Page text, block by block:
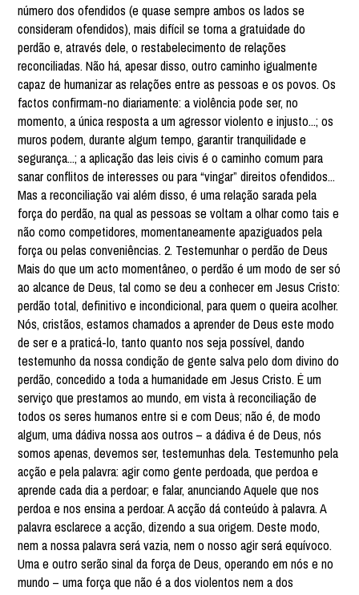
número dos ofendidos (e quase sempre ambos os lados se
consideram ofendidos), mais difícil se torna a gratuidade do
perdão e, através dele, o restabelecimento de relações
reconciliadas. Não há, apesar disso, outro caminho igualmente
capaz de humanizar as relações entre as pessoas e os povos. Os
factos confirmam-no diariamente: a violência pode ser, no
momento, a única resposta a um agressor violento e injusto...; os
muros podem, durante algum tempo, garantir tranquilidade e
segurança...; a aplicação das leis civis é o caminho comum para
sanar conflitos de interesses ou para “vingar” direitos ofendidos...
Mas a reconciliação vai além disso, é uma relação sarada pela
força do perdão, na qual as pessoas se voltam a olhar como tais e
não como competidores, momentaneamente apaziguados pela
força ou pelas conveniências. 2. Testemunhar o perdão de Deus
Mais do que um acto momentâneo, o perdão é um modo de ser só
ao alcance de Deus, tal como se deu a conhecer em Jesus Cristo:
perdão total, definitivo e incondicional, para quem o queira acolher.
Nós, cristãos, estamos chamados a aprender de Deus este modo
de ser e a praticá-lo, tanto quanto nos seja possível, dando
testemunho da nossa condição de gente salva pelo dom divino do
perdão, concedido a toda a humanidade em Jesus Cristo. É um
serviço que prestamos ao mundo, em vista à reconciliação de
todos os seres humanos entre si e com Deus; não é, de modo
algum, uma dádiva nossa aos outros – a dádiva é de Deus, nós
somos apenas, devemos ser, testemunhas dela. Testemunho pela
acção e pela palavra: agir como gente perdoada, que perdoa e
aprende cada dia a perdoar; e falar, anunciando Aquele que nos
perdoa e nos ensina a perdoar. A acção dá conteúdo à palavra. A
palavra esclarece a acção, dizendo a sua origem. Deste modo,
nem a nossa palavra será vazia, nem o nosso agir será equívoco.
Uma e outro serão sinal da força de Deus, operando em nós e no
mundo – uma força que não é a dos violentos nem a dos